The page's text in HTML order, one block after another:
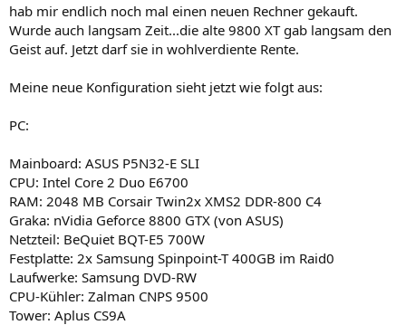
hab mir endlich noch mal einen neuen Rechner gekauft.
Wurde auch langsam Zeit...die alte 9800 XT gab langsam den
Geist auf. Jetzt darf sie in wohlverdiente Rente.
Meine neue Konfiguration sieht jetzt wie folgt aus:
PC:
Mainboard: ASUS P5N32-E SLI
CPU: Intel Core 2 Duo E6700
RAM: 2048 MB Corsair Twin2x XMS2 DDR-800 C4
Graka: nVidia Geforce 8800 GTX (von ASUS)
Netzteil: BeQuiet BQT-E5 700W
Festplatte: 2x Samsung Spinpoint-T 400GB im Raid0
Laufwerke: Samsung DVD-RW
CPU-Kühler: Zalman CNPS 9500
Tower: Aplus CS9A